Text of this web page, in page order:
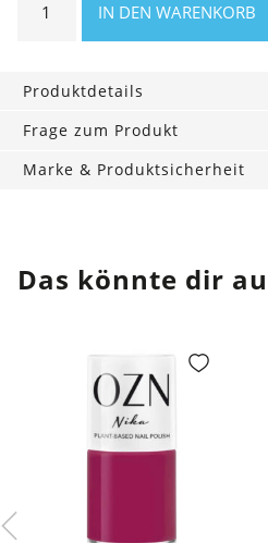
Nagellack,
Menge
IN DEN WARENKORB
Produktdetails
Frage zum Produkt
Marke & Produktsicherheit
Das könnte dir